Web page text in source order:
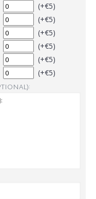
(+€5)
(+€5)
(+€5)
(+€5)
(+€5)
(+€5)